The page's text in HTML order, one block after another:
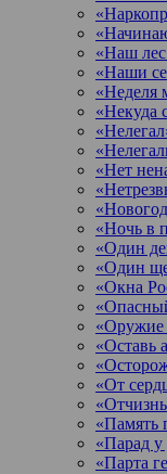
«Наш
«Наши
«Неделя
«Некуда
«Нет
«Ночь в
«Один
«Один
«Окна
«Оставь
«От
«Память
«Парад у
«Парта